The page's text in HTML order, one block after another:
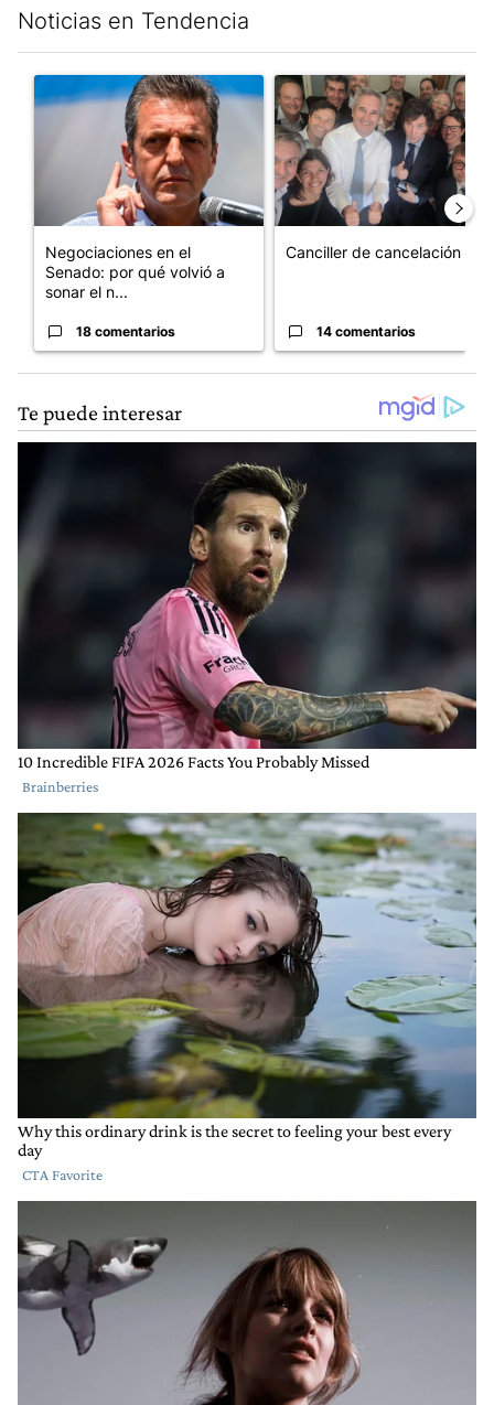
Noticias en Tendencia
Un artículo de tendencia con el título "Negociaciones en el
Negociaciones en el
Senado: por qué volvió a
sonar el n...
18 comentarios
Un artículo de tendencia con
Canciller de cancelación
14 comentarios